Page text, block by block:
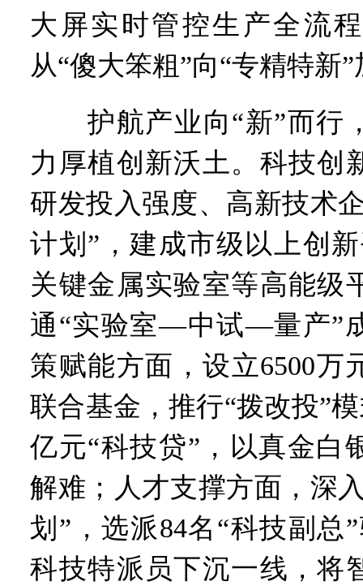
大屏实时管控生产全流
从“傻大笨粗”向“专精特新
护航产业向“新”而行
力厚植创新沃土。科技创
研发投入强度、高新技术
计划”，建成市级以上创
关键金属实验室等高能级
通“实验室—中试—量产”
策赋能方面，设立6500万
联合基金，推行“拨改投”
亿元“科技贷”，以真金白
解难；人才支撑方面，深
划”，选派84名“科技副总
科技特派员下沉一线，将